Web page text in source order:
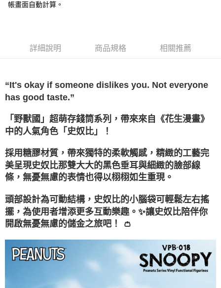
大哥付你分期
1.本服務由台灣大哥大提供，台灣大哥大用戶可立即使用無須另外申請。
2.付款方式選擇「大哥付你分期」，訂單成立後會自動跳轉到大哥付的交易
流程，驗證手機門號後，選擇欲分期的期數、繳款截止日，確認付款後即完
3.實際核准額度、可分期數及費用金額請依後續交易確認頁面所載為準。
4.訂單成立30分鐘內，如未前往確認交易或遇審核未通過，訂單將自動取
消。如遇「轉專審核」未通過狀況，表示未達大哥付你分期系統評分，恕無
【繳款方式說明】
1.分期款項不併入電信帳單，「大哥付你分期」於每月結算日後寄送繳費提
醒簡訊。
2.透過簡訊連結打開帳單後，可選擇「超商條碼／台灣大直營門市／銀行轉
【注意事項】
1.本服務係由「台灣大哥大股份有限公司」（以下簡稱本公司）所提供，讓
用戶於交易時，得透過本服務購買商品或服務，並由商店將買賣／分期付款
2.基於同意付款使用「大哥付你分期」之契約關係目的，商店將以您的個人
資料（包含姓名、電話或地址）提供予台灣大哥大進項蒐集、處理及利用，
由本公司與您本人進行分期帳單所需資料之確認、核對及更正。
3.完整用戶服務條款，請詳閱以下連結：
https://oppay.tw/userRule
AFTEE先享後付
【關於「AFTEE先享後付」】
AFTEE先享後付是「在收到商品之後才付款」的支付方式。 讓您購物簡單
便利好安心！
１．簡單：不需註冊會員、不需綁卡、不需儲值。
３．安心：先確認商品／服務後，再付款。
【「AFTEE先享後付」結帳流程】
１．於結帳方式選擇「AFTEE先享後付」後，將跳轉至「AFTEE先享後付」
２．訂單成立數日內，您將收到繳費通知簡訊。
３．收到繳費通知簡訊後14天內，點擊此簡訊中的連結，可透過四大超商／
ATM／網路銀行／等多元方式進行付款，方視為交易完成。
※ 請注意：結帳手續完成當下不需立刻繳費，但若您需要取消訂單，請聯絡
購買商品的店家。未經商家同意取消之訂單仍視為有效，需透過AFTEE先享
※ 交易是否成功請以「AFTEE先享後付 」之結帳頁面顯示為準，若有關於
是否繳費成功／繳費後需取消欲退款等相關疑問，請聯繫「AFTEE先享後付
https://netprotections.freshdesk.com/support/home
運送方式
宅配
每筆NT$120，滿NT$1,200(含以上)免運費
宅配-離島
每筆NT$300
海外宅配 查看運費
帳畫面自動計算。
詳細說明 商品規格 相關推薦
“It's okay if someone dislikes you. Not everyone
has good taste.”
「野獸國」超萌存錢筒系列，帶來來自《花生漫畫》
中的人氣角色「史奴比」！
採用糖膠材質，帶來獨特的柔軟觸感，精緻的工藝完
美呈現史奴比那雙大大的黑色垂耳與細緻的臉部線
條，無憂無慮的表情也得以栩栩如生重現。
頭部設計為可動結構，史奴比的小腦袋可輕鬆左右搖
擺，為使用者增添更多互動樂趣。✨讓史奴比陪伴你
開啟無憂無慮的儲金之旅吧！ 👛